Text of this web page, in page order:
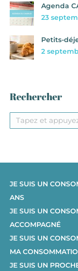
Agenda
23
Petits-
2
Rechercher
Recherche
JE SUIS UN
ANS
JE SUIS UN
ACCOMPAGNÉ
JE SUIS UN
MA
JE SUIS UN